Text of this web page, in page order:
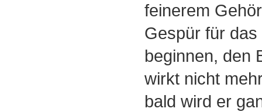
feinerem
Gespür für
beginnen, den
wirkt nicht
bald wird er